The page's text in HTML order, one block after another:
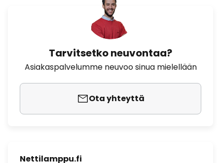
Tarvitsetko neuvontaa?
Asiakaspalvelumme neuvoo sinua mielellään
Ota yhteyttä
Nettilamppu.fi